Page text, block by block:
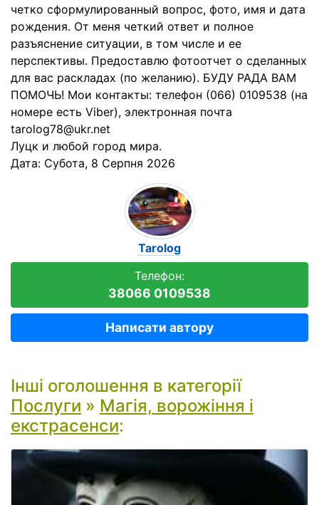
четко сформулированный вопрос, фото, имя и дата
рождения. От меня четкий ответ и полное
разъяснение ситуации, в том числе и ее
перспективы. Предоставлю фотоотчет о сделанных
для вас раскладах (по желанию). БУДУ РАДА ВАМ
ПОМОЧЬ! Мои контакты: телефон (066) 0109538 (на
номере есть Viber), электронная почта
tarolog78@ukr.net
Луцк и любой город мира.
Дата: Субота, 8 Серпня 2026
Tarolog
Телефон:
38066 0109538
Написати автору
Інші оголошення в категорії
Послуги » Магія, ворожіння і
екстрасенси: